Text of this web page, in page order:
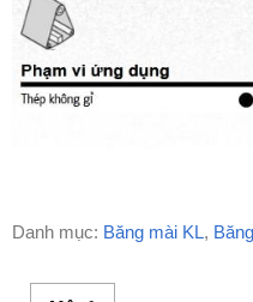
Danh mục: Băng mài KL,